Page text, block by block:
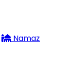
Namaz